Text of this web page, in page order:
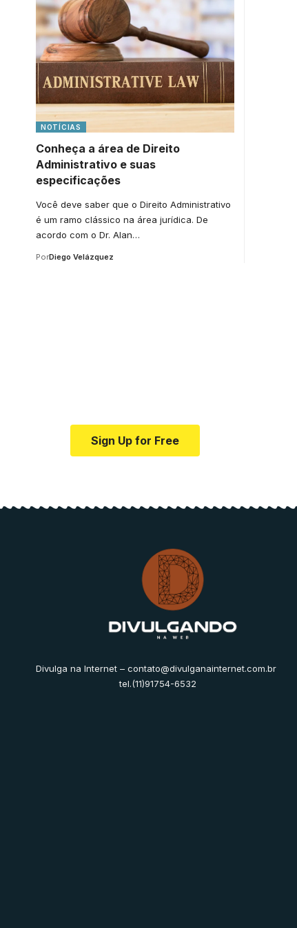
NOTÍCIAS
Conheça a área de Direito
Administrativo e suas
especificações
Você deve saber que o Direito Administrativo
é um ramo clássico na área jurídica. De
acordo com o Dr. Alan…
PorDiego Velázquez
Sign Up for Free
Divulga na Internet – contato@divulganainternet.com.br
tel.(11)91754-6532